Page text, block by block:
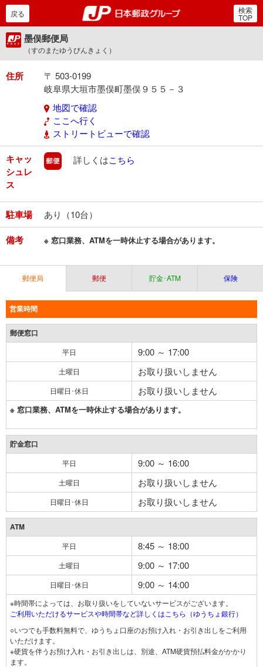
郵便局・日本郵政グルー
戻る 検索
TOP
墨俣郵便局
（すのまたゆうびんきょく）
住所
〒 503-0199
岐阜県大垣市墨俣町墨俣９５５－３
地図で確認
ここへ行く
ストリートビューで確認
キャッ
シュレ
ス
郵便
詳しくはこちら
駐車場 あり（10台）
備考 ※ 窓口業務、ATMを一時休止する場合があります。
郵便局 郵便 貯金･ATM 保険
営業時間
郵便窓口
平日 9:00 ～ 17:00
土曜日 お取り扱いしません
日曜日･休日 お取り扱いしません
※ 窓口業務、ATMを一時休止する場合があります。
貯金窓口
平日 9:00 ～ 16:00
土曜日 お取り扱いしません
日曜日･休日 お取り扱いしません
ATM
平日 8:45 ～ 18:00
土曜日 9:00 ～ 17:00
日曜日･休日 9:00 ～ 14:00
※時間帯によっては、お取り扱いをしていないサービスがございます。
ご利用いただけるサービスや時間帯など詳しくはこちら（ゆうちょ銀行）
○いつでも手数料無料で、ゆうちょ口座のお預け入れ・お引き出しをご利用
いただけます。
※硬貨を伴うお預け入れ・お引き出しは、別途、ATM硬貨預払料金がかかり
ます。